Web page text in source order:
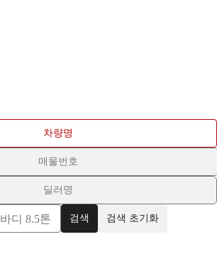
차량명
매물번호
딜러명
검색 검색 초기화